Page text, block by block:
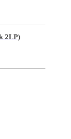
2LP)